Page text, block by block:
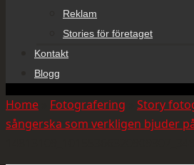
Reklam
Stories för företaget
Kontakt
Blogg
Home Fotografering Story
sångerska som verkligen bjuder